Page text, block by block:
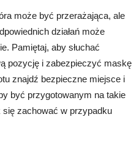
może być przerażająca, ale
działań może
Pamiętaj, aby słuchać
pozycję i zabezpieczyć maskę
znajdź bezpieczne miejsce i
być przygotowanym na takie
zachować w przypadku